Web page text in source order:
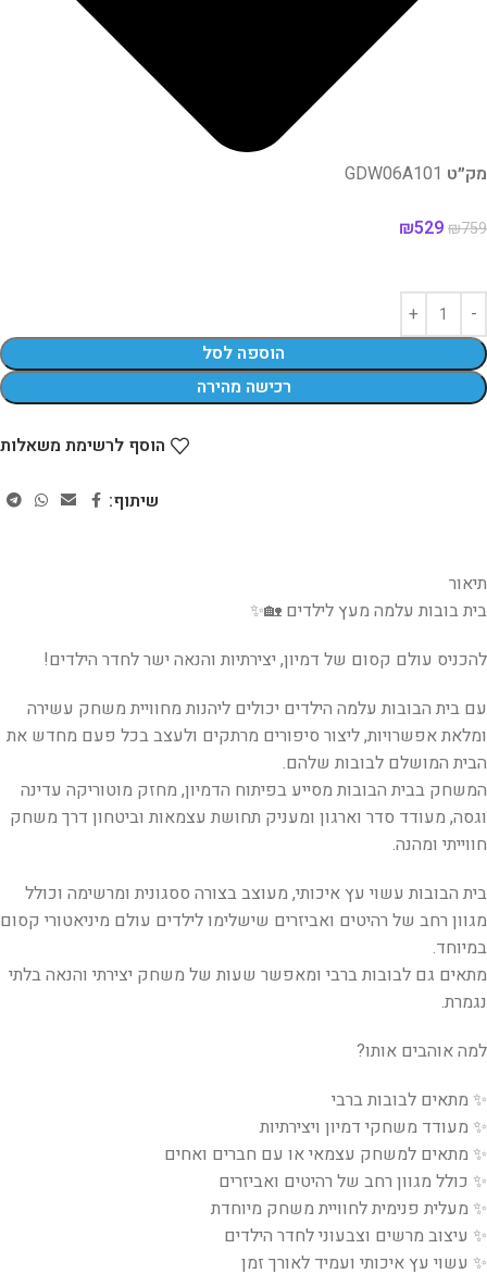
מק״ט
₪759
₪529
הוספה לסל
רכישה מהירה
הוסף לרשימת משאלות
שיתוף:
תיאור
בית בובות עלמה מעץ לילדים 🏡✨
להכניס עולם קסום של דמיון, יצירתיות והנאה ישר לחדר הילדים!
עם בית הבובות עלמה הילדים יכולים ליהנות מחוויית משחק עשירה
ומלאת אפשרויות, ליצור סיפורים מרתקים ולעצב בכל פעם מחדש את
הבית המושלם לבובות שלהם.
המשחק בבית הבובות מסייע בפיתוח הדמיון, מחזק מוטוריקה עדינה
וגסה, מעודד סדר וארגון ומעניק תחושת עצמאות וביטחון דרך משחק
חווייתי ומהנה.
בית הבובות עשוי עץ איכותי, מעוצב בצורה ססגונית ומרשימה וכולל
מגוון רחב של רהיטים ואביזרים שישלימו לילדים עולם מיניאטורי קסום
במיוחד.
מתאים גם לבובות ברבי ומאפשר שעות של משחק יצירתי והנאה בלתי
נגמרת.
למה אוהבים אותו?
✨ מתאים לבובות ברבי
✨ מעודד משחקי דמיון ויצירתיות
✨ מתאים למשחק עצמאי או עם חברים ואחים
✨ כולל מגוון רחב של רהיטים ואביזרים
✨ מעלית פנימית לחוויית משחק מיוחדת
✨ עיצוב מרשים וצבעוני לחדר הילדים
✨ עשוי עץ איכותי ועמיד לאורך זמן